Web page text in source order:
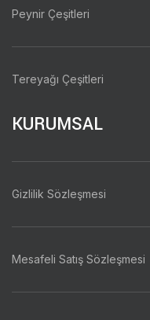
Peynir Çeşitleri
Tereyağı Çeşitleri
KURUMSAL
Gizlilik Sözleşmesi
Mesafeli Satış Sözleşmesi